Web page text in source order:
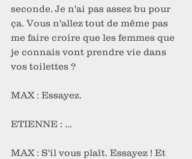
seconde. Je n'ai pas assez bu pour
ça. Vous n'allez tout de même pas
me faire croire que les femmes que
je connais vont prendre vie dans
vos toilettes ?
MAX : Essayez.
ETIENNE : ...
MAX : S'il vous plaît. Essayez ! Et